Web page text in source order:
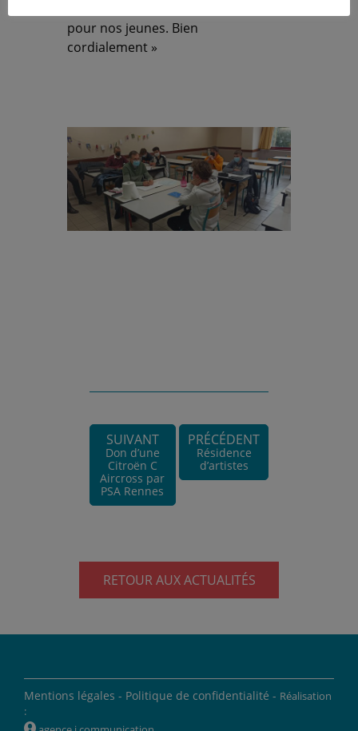
pour nos jeunes. Bien
cordialement »
SUIVANT
Don d’une
Citroën C
Aircross par
PSA Rennes
PRÉCÉDENT
Résidence
d’artistes
RETOUR AUX ACTUALITÉS
Mentions légales - Politique de confidentialité - Réalisation
:
W